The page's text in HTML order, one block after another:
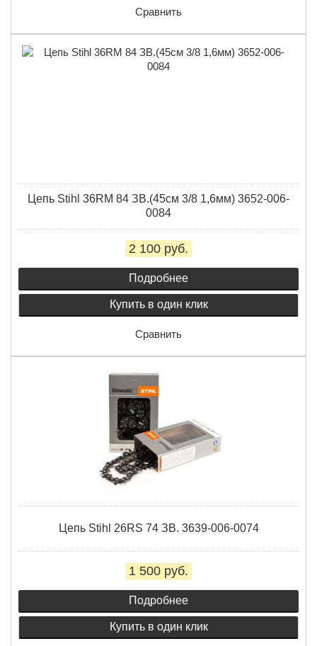
Сравнить
Цепь Stihl 36RМ 84 ЗВ.(45см 3/8 1,6мм) 3652-006-
0084
2 100 руб.
Подробнее
Купить в один клик
Сравнить
Цепь Stihl 26RS 74 ЗВ. 3639-006-0074
1 500 руб.
Подробнее
Купить в один клик